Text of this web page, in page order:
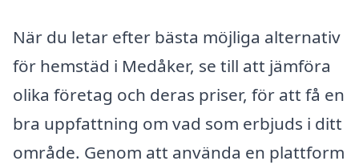
När du letar efter bästa möjliga alternativ
för hemstäd i Medåker, se till att jämföra
olika företag och deras priser, för att få en
bra uppfattning om vad som erbjuds i ditt
område. Genom att använda en plattform